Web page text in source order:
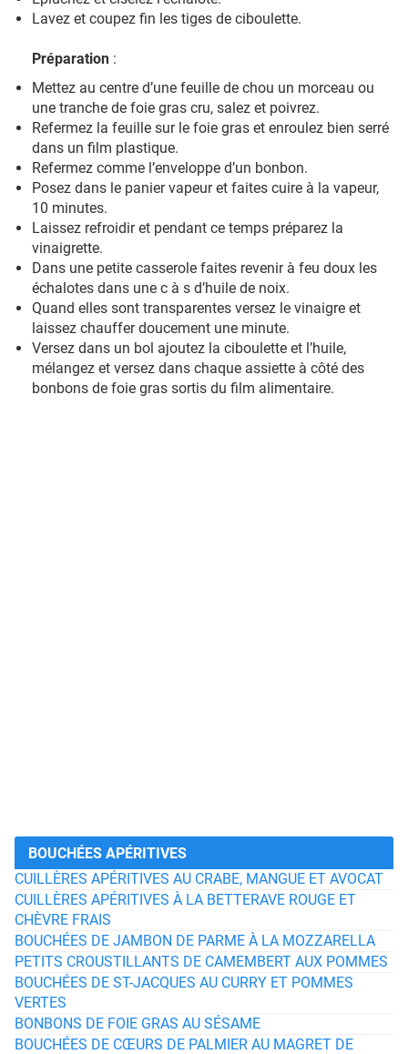
Lavez et coupez fin les tiges de ciboulette.
Préparation :
Mettez au centre d’une feuille de chou un morceau ou
une tranche de foie gras cru, salez et poivrez.
Refermez la feuille sur le foie gras et enroulez bien serré
dans un film plastique.
Refermez comme l’enveloppe d’un bonbon.
Posez dans le panier vapeur et faites cuire à la vapeur,
10 minutes.
Laissez refroidir et pendant ce temps préparez la
vinaigrette.
Dans une petite casserole faites revenir à feu doux les
échalotes dans une c à s d’huile de noix.
Quand elles sont transparentes versez le vinaigre et
laissez chauffer doucement une minute.
Versez dans un bol ajoutez la ciboulette et l’huile,
mélangez et versez dans chaque assiette à côté des
bonbons de foie gras sortis du film alimentaire.
BOUCHÉES APÉRITIVES
CUILLÈRES APÉRITIVES AU CRABE, MANGUE ET AVOCAT
CUILLÈRES APÉRITIVES À LA BETTERAVE ROUGE ET
CHÈVRE FRAIS
BOUCHÉES DE JAMBON DE PARME À LA MOZZARELLA
PETITS CROUSTILLANTS DE CAMEMBERT AUX POMMES
BOUCHÉES DE ST-JACQUES AU CURRY ET POMMES
VERTES
BONBONS DE FOIE GRAS AU SÉSAME
BOUCHÉES DE CŒURS DE PALMIER AU MAGRET DE